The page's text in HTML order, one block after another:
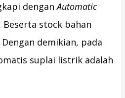
denganAutomatic
Beserta stock bahan
demikian, pada
suplai listrik adalah